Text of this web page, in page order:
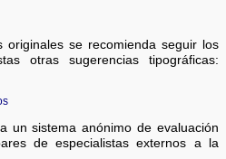
originales se recomienda seguir los
otras sugerencias tipográficas:
un sistema anónimo de evaluación
de especialistas externos a la